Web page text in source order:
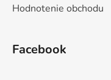
Hodnotenie obchodu
Facebook